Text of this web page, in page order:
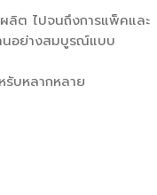
ลิต ไปจนถึงการแพ็คและ
นอย่างสมบูรณ์แบบ
รับหลากหลาย